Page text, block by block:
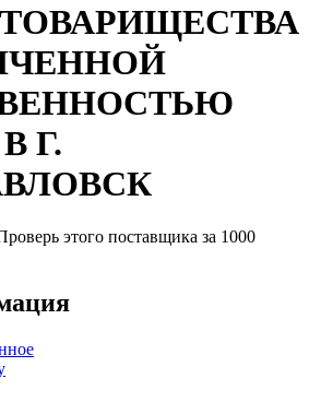
Г.
этого поставщика за 1000